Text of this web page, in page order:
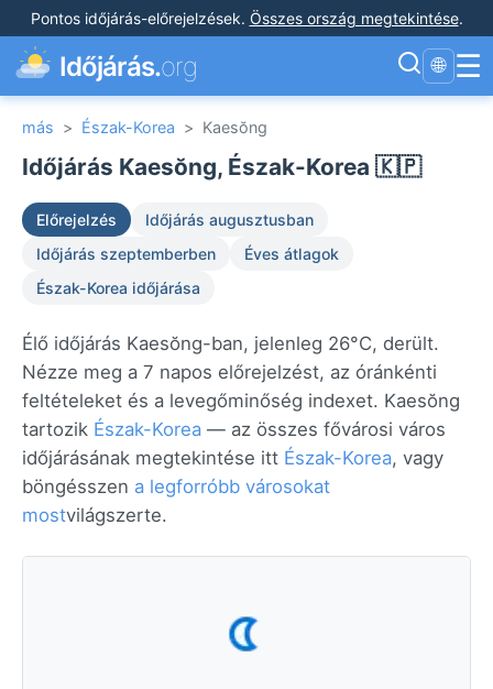
Pontos időjárás-előrejelzések. Összes ország megtekintése.
Időjárás.org 🌐 ☰
más > Észak-Korea > Kaesŏng
Időjárás Kaesŏng, Észak-Korea 🇰🇵
Előrejelzés
Időjárás augusztusban
Időjárás szeptemberben
Éves átlagok
Észak-Korea időjárása
Élő időjárás Kaesŏng-ban, jelenleg 26°C, derült.
Nézze meg a 7 napos előrejelzést, az óránkénti
feltételeket és a levegőminőség indexet. Kaesŏng
tartozik Észak-Korea — az összes fővárosi város
időjárásának megtekintése itt Észak-Korea, vagy
böngésszen a legforróbb városokat
mostvilágszerte.